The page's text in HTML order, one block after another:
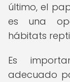
último, el
es una
hábitats
Es
adecuado